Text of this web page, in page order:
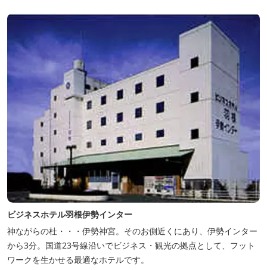
ビジネスホテル羽根伊勢インター
神ながらの杜・・・伊勢神宮。そのお側近くにあり、伊勢インター
から3分。国道23号線沿いでビジネス・観光の拠点として、フット
ワークを生かせる最適なホテルです。